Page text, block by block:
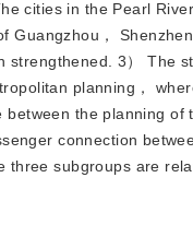
cities in the Pearl
，
3） The
planning，
the planning of
connection
subgroups are